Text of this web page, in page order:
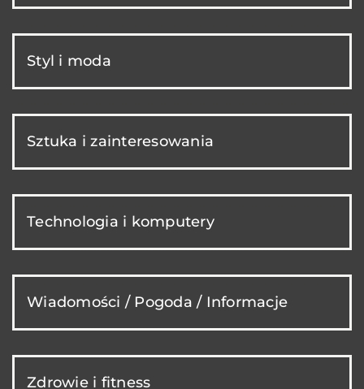
Styl i moda
Sztuka i zainteresowania
Technologia i komputery
Wiadomości / Pogoda / Informacje
Zdrowie i fitness